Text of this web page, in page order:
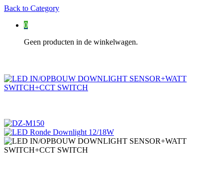
Back to Category
0
Geen producten in de winkelwagen.